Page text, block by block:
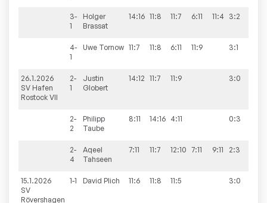
3-
1
Holger
Brassat
14:16 11:8 11:7 6:11 11:4 3:2
4-
1
Uwe Tornow 11:7 11:8 6:11 11:9 3:1
26.1.2026
SV Hafen
Rostock VII
2-
1
Justin
Globert
14:12 11:7 11:9 3:0
2-
2
Philipp
Taube
8:11 14:16 4:11 0:3
2-
4
Aqeel
Tahseen
7:11 11:7 12:10 7:11 9:11 2:3
15.1.2026
SV
Rövershagen
1-1 David Plich 11:6 11:8 11:5 3:0